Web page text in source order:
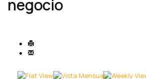
negocio